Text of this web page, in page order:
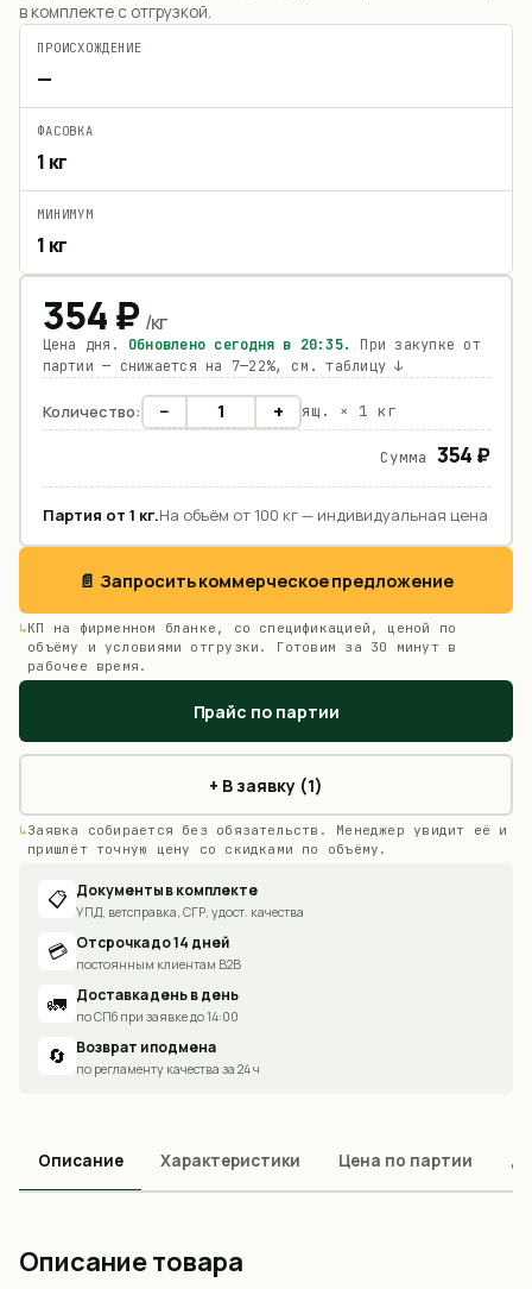
в комплекте с отгрузкой.
ПРОИСХОЖДЕНИЕ
—
ФАСОВКА
1 кг
МИНИМУМ
1 кг
354₽ /кг
Цена дня. Обновлено сегодня в 20:35.
При закупке от
партии — снижается на 7—22%, см. таблицу ↓
Количество: − + ящ. × 1 кг
Сумма 354 ₽
Партия от 1 кг.На объём от 100 кг — индивидуальная цена
📄 Запросить коммерческое предложение
КП на фирменном бланке, со спецификацией, ценой по
объёму и условиями отгрузки. Готовим за 30 минут в
рабочее время.
Прайс по партии
+ В заявку (1)
Заявка собирается без обязательств. Менеджер увидит её и
пришлёт точную цену со скидками по объёму.
📋 Документы в комплекте
УПД, ветсправка, СГР, удост. качества
💳 Отсрочка до 14 дней
постоянным клиентам B2B
🚛 Доставка день в день
по СПб при заявке до 14:00
🔄 Возврат и подмена
по регламенту качества за 24 ч
Описание Характеристики Цена по партии
Описание товара